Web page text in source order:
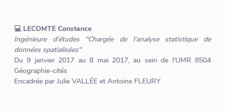
💻 LECOMTE Constance
Ingénieure d’études "Chargée de l’analyse statistique de
données spatialisées"
Du 9 janvier 2017 au 8 mai 2017, au sein de l'UMR 8504
Géographie-cités
Encadrée par Julie VALLÉE et Antoine FLEURY